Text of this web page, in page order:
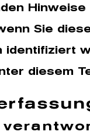
Sie
identifiziert
diesem